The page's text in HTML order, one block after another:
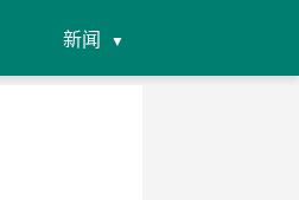
新闻